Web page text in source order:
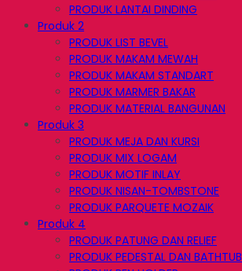
PRODUK LANTAI DINDING
Produk 2
PRODUK LIST BEVEL
PRODUK MAKAM MEWAH
PRODUK MAKAM STANDART
PRODUK MARMER BAKAR
PRODUK MATERIAL BANGUNAN
Produk 3
PRODUK MEJA DAN KURSI
PRODUK MIX LOGAM
PRODUK MOTIF INLAY
PRODUK NISAN-TOMBSTONE
PRODUK PARQUETE MOZAIK
Produk 4
PRODUK PATUNG DAN RELIEF
PRODUK PEDESTAL DAN BATHTUB